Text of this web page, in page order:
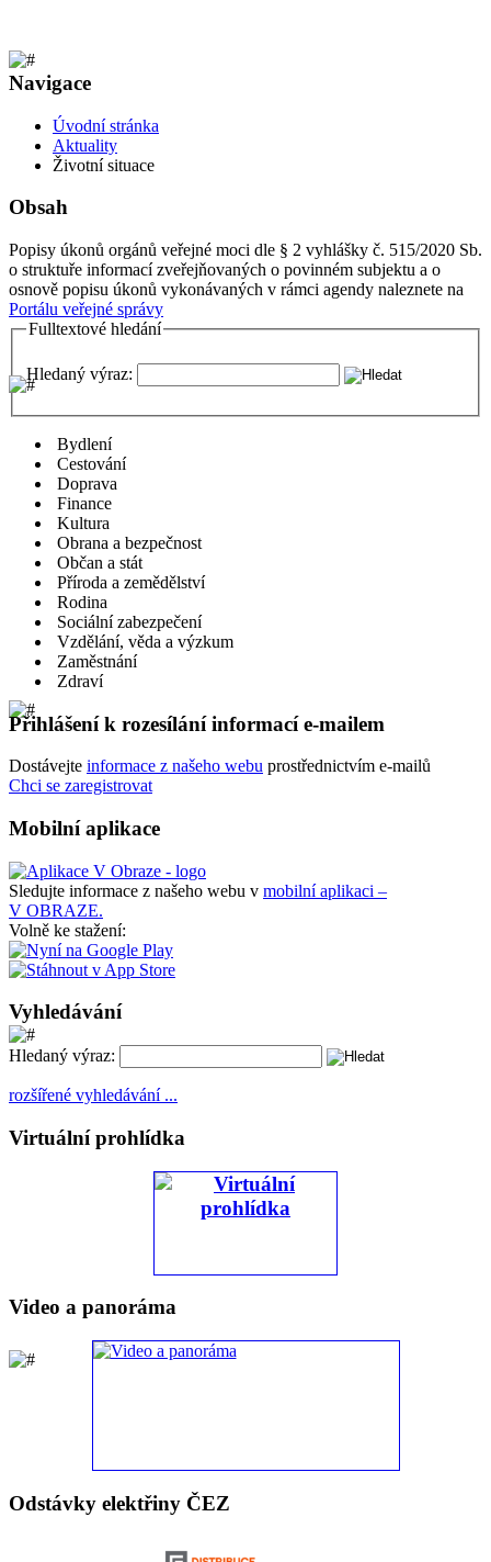
Navigace
Úvodní stránka
Aktuality
Životní situace
Obsah
Popisy úkonů orgánů veřejné moci dle § 2 vyhlášky č. 515/2020 Sb.
o struktuře informací zveřejňovaných o povinném subjektu a o
osnově popisu úkonů vykonávaných v rámci agendy naleznete na
Portálu veřejné správy
Fulltextové hledání
Hledaný výraz:
Bydlení
Cestování
Doprava
Finance
Kultura
Obrana a bezpečnost
Občan a stát
Příroda a zemědělství
Rodina
Sociální zabezpečení
Vzdělání, věda a výzkum
Zaměstnání
Zdraví
Přihlášení k rozesílání informací e-mailem
Dostávejte informace z našeho webu prostřednictvím e-mailů
Chci se zaregistrovat
Mobilní aplikace
Sledujte informace z našeho webu v mobilní aplikaci –
V OBRAZE.
Volně ke stažení:
Vyhledávání
Hledaný výraz:
rozšířené vyhledávání ...
Virtuální prohlídka
Video a panoráma
Odstávky elektřiny ČEZ